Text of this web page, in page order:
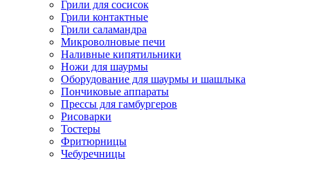
Грили для сосисок
Грили контактные
Грили саламандра
Микроволновые печи
Наливные кипятильники
Ножи для шаурмы
Оборудование для шаурмы и шашлыка
Пончиковые аппараты
Прессы для гамбургеров
Рисоварки
Тостеры
Фритюрницы
Чебуречницы